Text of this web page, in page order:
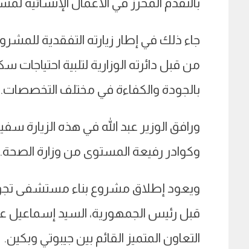
جاء ذلك في إطار زيارته التفقدية
من قبل دائرته الوزارية لتلبية
بالجودة والكفاءة في مختلف التخصصات.
ورافق الوزير عبد الله في هذه الزيارة
وكوادر رفيعة المستوى من وزارة الصحة.
قبل رئيس الجمهورية، السيد إسماعيل
التعاون المتميز القائم بين جيبوتي وبكين.